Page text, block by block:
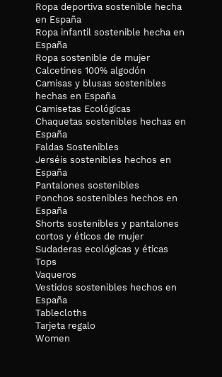
Ropa deportiva sostenible hecha
en España
Ropa infantil sostenible hecha en
España
Ropa sostenible de mujer
Calcetines 100% algodón
Camisas y blusas sostenibles
hechas en España
Camisetas Ecológicas
Chaquetas sostenibles hechas en
España
Faldas Sostenibles
Jerséis sostenibles hechos en
España
Pantalones sostenibles
Ponchos sostenibles hechos en
España
Shorts sostenibles y pantalones
cortos y éticos de mujer
Sudaderas ecológicas y éticas
Tops
Vaqueros
Vestidos sostenibles hechos en
España
Tablecloths
Tarjeta regalo
Women